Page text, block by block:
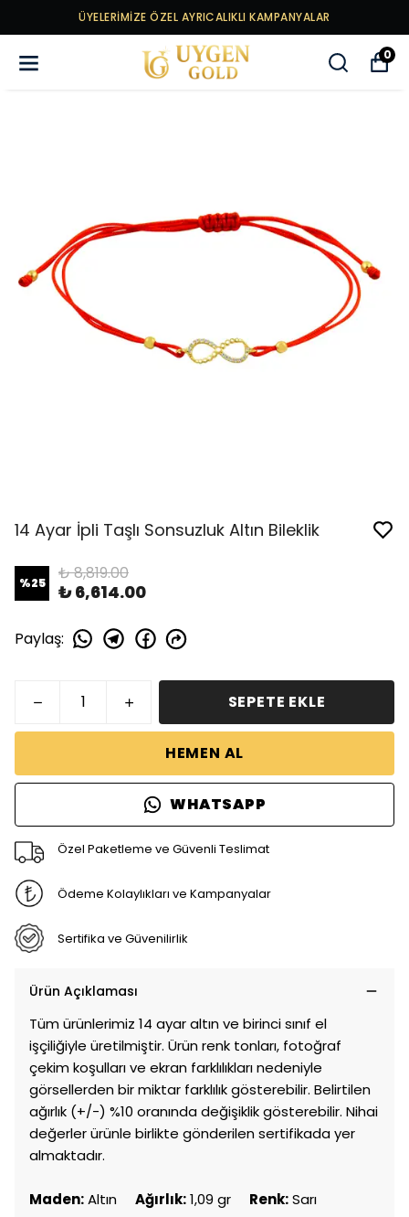
ÜYELERİMİZE ÖZEL AYRICALIKLI KAMPANYALAR
0
14 Ayar İpli Taşlı Sonsuzluk Altın Bileklik
%25 ₺ 8,819.00
₺ 6,614.00
Paylaş:
SEPETE EKLE
HEMEN AL
WHATSAPP
Özel Paketleme ve Güvenli Teslimat
Ödeme Kolaylıkları ve Kampanyalar
Sertifika ve Güvenilirlik
Ürün Açıklaması
Tüm ürünlerimiz 14 ayar altın ve birinci sınıf el
işçiliğiyle üretilmiştir. Ürün renk tonları, fotoğraf
çekim koşulları ve ekran farklılıkları nedeniyle
görsellerden bir miktar farklılık gösterebilir. Belirtilen
ağırlık (+/-) %10 oranında değişiklik gösterebilir. Nihai
değerler ürünle birlikte gönderilen sertifikada yer
almaktadır.
Maden:Altın Ağırlık:1,09 gr Renk:Sarı